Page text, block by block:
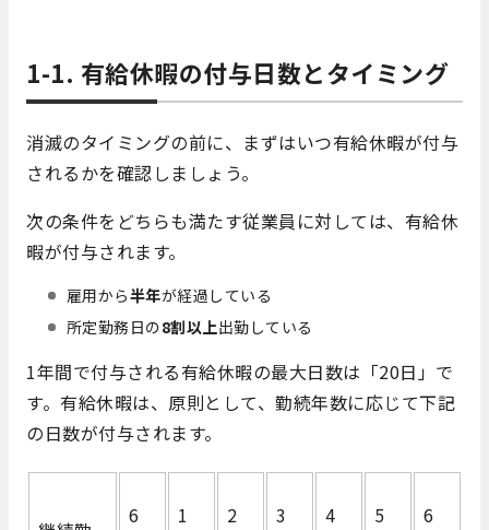
1-1. 有給休暇の付与日数とタイミング
消滅のタイミングの前に、まずはいつ有給休暇が付与
されるかを確認しましょう。
次の条件をどちらも満たす従業員に対しては、有給休
暇が付与されます。
雇用から半年が経過している
所定勤務日の8割以上出勤している
1年間で付与される有給休暇の最大日数は「20日」で
す。有給休暇は、原則として、勤続年数に応じて下記
の日数が付与されます。
6
1
2
3
4
5
6